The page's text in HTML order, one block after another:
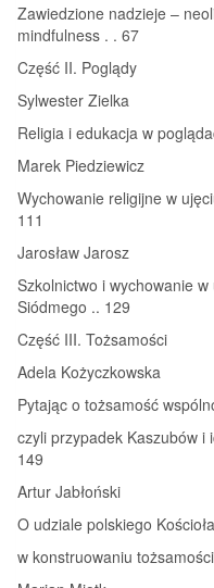
Zawiedzione nadzieje –
mindfulness . . 67
Część II. Poglądy
Sylwester Zielka
Religia i edukacja w
Marek Piedziewicz
Wychowanie religijne w
111
Jarosław Jarosz
Szkolnictwo i wychowanie
Siódmego .. 129
Część III. Tożsamości
Adela Kożyczkowska
Pytając o tożsamość
czyli przypadek Kaszubów i
149
Artur Jabłoński
O udziale polskiego
w konstruowaniu